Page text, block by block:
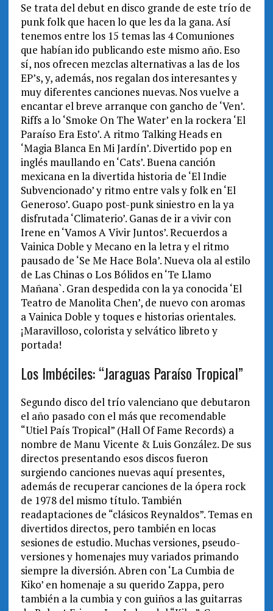
Se trata del debut en disco grande de este trío de
punk folk que hacen lo que les da la gana. Así
tenemos entre los 15 temas las 4 Comuniones
que habían ido publicando este mismo año. Eso
sí, nos ofrecen mezclas alternativas a las de los
EP’s, y, además, nos regalan dos interesantes y
muy diferentes canciones nuevas. Nos vuelve a
encantar el breve arranque con gancho de ‘Ven’.
Riffs a lo ‘Smoke On The Water’ en la rockera ‘El
Paraíso Era Esto’. A ritmo Talking Heads en
‘Magia Blanca En Mi Jardín’. Divertido pop en
inglés maullando en ‘Cats’. Buena canción
mexicana en la divertida historia de ‘El Indie
Subvencionado’ y ritmo entre vals y folk en ‘El
Generoso’. Guapo post-punk siniestro en la ya
disfrutada ‘Climaterio’. Ganas de ir a vivir con
Irene en ‘Vamos A Vivir Juntos’. Recuerdos a
Vainica Doble y Mecano en la letra y el ritmo
pausado de ‘Se Me Hace Bola’. Nueva ola al estilo
de Las Chinas o Los Bólidos en ‘Te Llamo
Mañana`. Gran despedida con la ya conocida ‘El
Teatro de Manolita Chen’, de nuevo con aromas
a Vainica Doble y toques e historias orientales.
¡Maravilloso, colorista y selvático libreto y
portada!
Los Imbéciles: “Jaraguas Paraíso Tropical”
Segundo disco del trío valenciano que debutaron
el año pasado con el más que recomendable
“Utiel País Tropical” (Hall Of Fame Records) a
nombre de Manu Vicente & Luis González. De sus
directos presentando esos discos fueron
surgiendo canciones nuevas aquí presentes,
además de recuperar canciones de la ópera rock
de 1978 del mismo título. También
readaptaciones de “clásicos Reynaldos”. Temas en
divertidos directos, pero también en locas
sesiones de estudio. Muchas versiones, pseudo-
versiones y homenajes muy variados primando
siempre la diversión. Abren con ‘La Cumbia de
Kiko’ en homenaje a su querido Zappa, pero
también a la cumbia y con guiños a las guitarras